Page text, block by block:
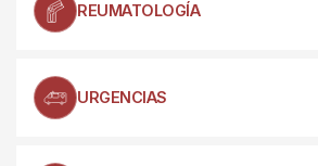
REUMATOLOGÍA
URGENCIAS